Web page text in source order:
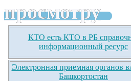
просмотру
КТО есть КТО в РБ
информационный ресурс
Электронная приемная органов
Башкортостан